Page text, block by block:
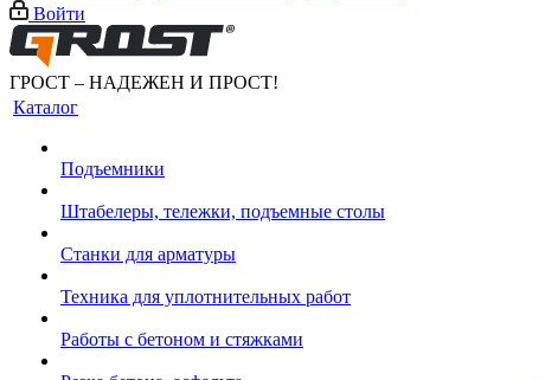
Войти
ГРОСТ – НАДЕЖЕН И ПРОСТ!
Каталог
Подъемники
Штабелеры, тележки, подъемные столы
Станки для арматуры
Техника для уплотнительных работ
Работы с бетоном и стяжками